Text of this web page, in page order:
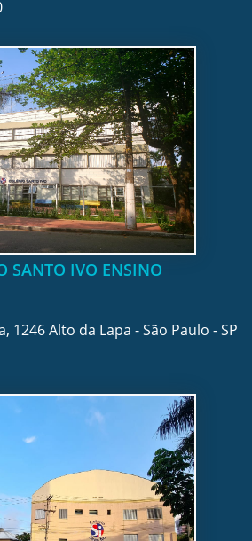
SANTO IVO ENSINO
1246 Alto da Lapa - São Paulo - SP